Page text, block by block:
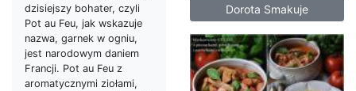
Dorota Smakuje
dzisiejszy bohater, czyli
Pot au Feu, jak wskazuje
nazwa, garnek w ogniu,
jest narodowym daniem
Francji. Pot au Feu z
aromatycznymi ziołami,